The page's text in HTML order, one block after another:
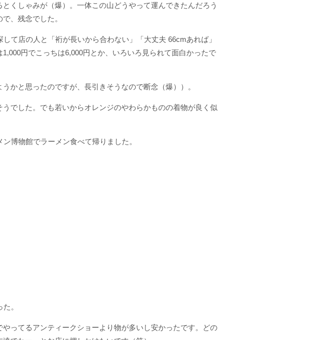
くしゃみが（爆）。一体この山どうやって運んできたんだろう
、残念でした。
て店の人と「裄が長いから合わない」「大丈夫 66cmあれば」
円でこっちは6,000円とか、いろいろ見られて面白かったで
かと思ったのですが、長引きそうなので断念（爆））。
でした。でも若いからオレンジのやわらかものの着物が良く似
博物館でラーメン食べて帰りました。
。
ってるアンティークショーより物が多いし安かったです。どの